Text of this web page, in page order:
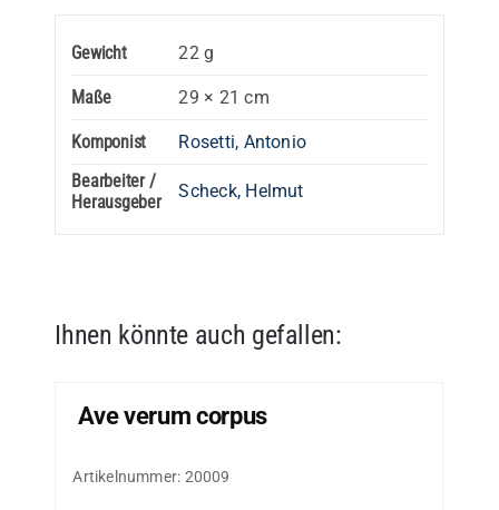
C
Gewicht 22 g
Maße 29 × 21 cm
Komponist
Rosetti, Antonio
Bearbeiter /
Herausgeber
Scheck, Helmut
Ihnen könnte auch gefallen:
Ave verum corpus
Artikelnummer: 20009